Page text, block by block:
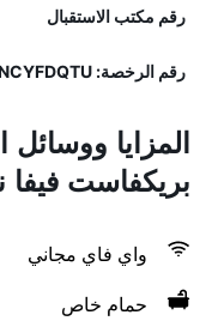
رقم مكتب الاستقبال
رقم الرخصة: 15063049EXT5285, IT063049C1NCYFDQTU
المزايا ووسائل
بريكفاست فيفا
واي فاي مجاني
حمام خاص